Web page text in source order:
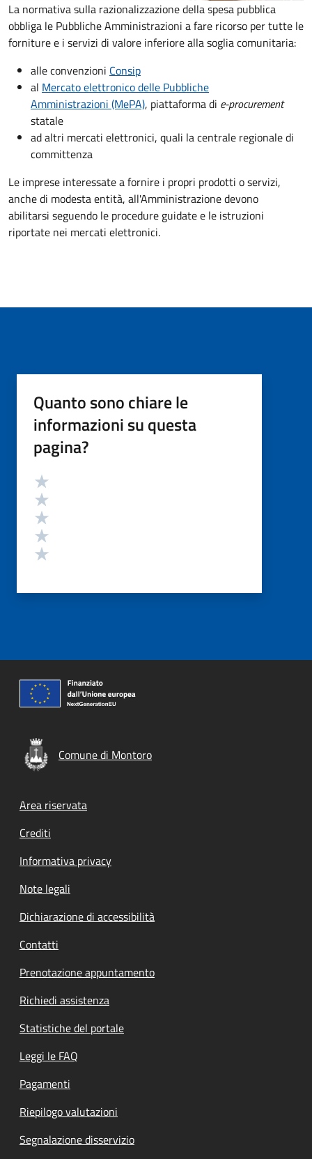
La normativa sulla razionalizzazione della spesa pubblica
obbliga le Pubbliche Amministrazioni a fare ricorso per tutte le
forniture e i servizi di valore inferiore alla soglia comunitaria:
alle convenzioni Consip
al Mercato elettronico delle Pubbliche
Amministrazioni (MePA), piattaforma di e-procurement
statale
ad altri mercati elettronici, quali la centrale regionale di
committenza
Le imprese interessate a fornire i propri prodotti o servizi,
anche di modesta entità, all'Amministrazione devono
abilitarsi seguendo le procedure guidate e le istruzioni
riportate nei mercati elettronici.
Quanto sono chiare le
informazioni su questa
pagina?
Valutazione
Comune di Montoro
Footer menu
Area riservata
Crediti
Informativa privacy
Note legali
Dichiarazione di accessibilità
Contatti
Prenotazione appuntamento
Richiedi assistenza
Statistiche del portale
Leggi le FAQ
Pagamenti
Riepilogo valutazioni
Segnalazione disservizio